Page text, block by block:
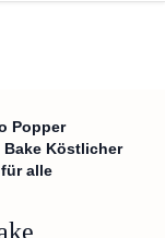
Popper
Bake Köstlicher
alle